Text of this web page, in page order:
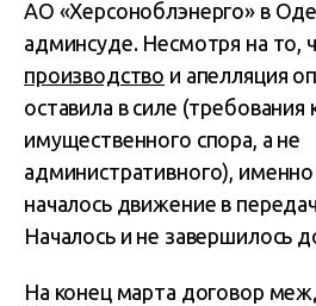
АО «Херсоноблэнерго» в
админсуде. Несмотря на то,
производство и апелляция
оставила в силе (требования
имущественного спора, а не
административного),
началось движение в
Началось и не завершилось
На конец марта договор